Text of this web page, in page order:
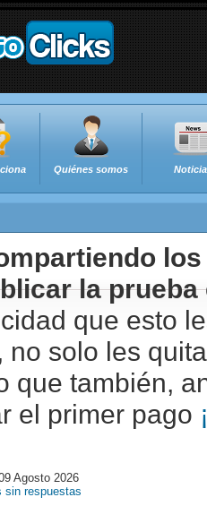
Quiénes somos
la
que esto
no solo les
que también,
el primer pago
Agosto 2026
sin respuestas